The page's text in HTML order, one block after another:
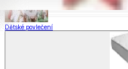
Dětské povlečení